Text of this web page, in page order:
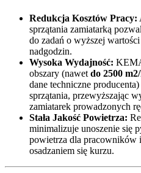
Redukcja Kosztów Pracy:
sprzątania zamiatarką
do zadań o wyższej
nadgodzin.
Wysoka Wydajność:
obszary (nawet do 2500
dane techniczne
sprzątania, przewyższając
zamiatarek prowadzonych
Stała Jakość Powietrza:
minimalizuje unoszenie się
powietrza dla pracowników
osadzaniem się kurzu.